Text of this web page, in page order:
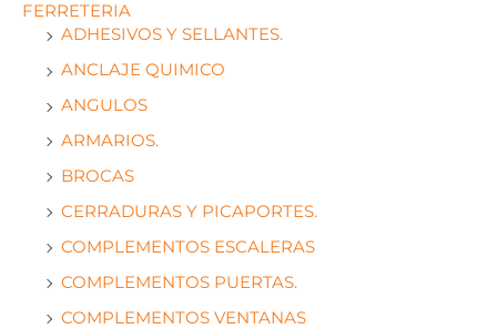
FERRETERIA
ADHESIVOS Y SELLANTES.
ANCLAJE QUIMICO
ANGULOS
ARMARIOS.
BROCAS
CERRADURAS Y PICAPORTES.
COMPLEMENTOS ESCALERAS
COMPLEMENTOS PUERTAS.
COMPLEMENTOS VENTANAS